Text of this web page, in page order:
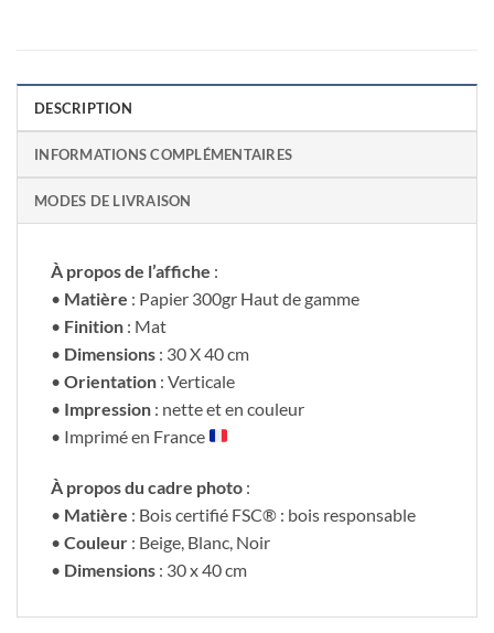
DESCRIPTION
INFORMATIONS COMPLÉMENTAIRES
MODES DE LIVRAISON
À propos de l’affiche :
• Matière : Papier 300gr Haut de gamme
• Finition : Mat
• Dimensions : 30 X 40 cm
• Orientation : Verticale
• Impression : nette et en couleur
• Imprimé en France
À propos du cadre photo :
• Matière : Bois certifié FSC® : bois responsable
• Couleur : Beige, Blanc, Noir
• Dimensions : 30 x 40 cm